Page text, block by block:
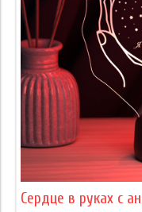
Сердце в руках с